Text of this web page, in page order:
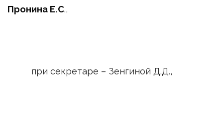
Пронина Е.С.,
при секретаре – Зенгиной Д.Д.,